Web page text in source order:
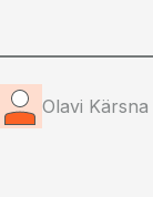
Olavi Kärsna